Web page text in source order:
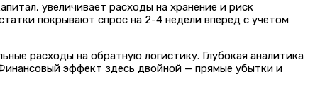
увеличивает расходы на хранение и риск
покрывают спрос на 2-4 недели вперед с учетом
расходы на обратную логистику. Глубокая аналитика
эффект здесь двойной — прямые убытки и